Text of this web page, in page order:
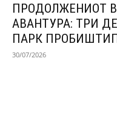
ПРОДОЛЖЕНИОТ
АВАНТУРА: ТРИ
ПАРК
30/07/2026